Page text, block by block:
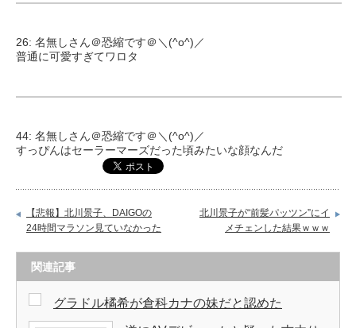
26: 名無しさん＠恐縮です＠＼(^o^)／
普通に可愛すぎてワロタ
44: 名無しさん＠恐縮です＠＼(^o^)／
すっぴんはセーラーマーズだった頃みたいな顔なんだ
【悲報】北川景子、DAIGOの
24時間マラソン見ていなかった
北川景子が“前髪パッツン”にイ
メチェンした結果ｗｗｗ
関連記事
グラドル橘希が倉科カナの妹だと認めた